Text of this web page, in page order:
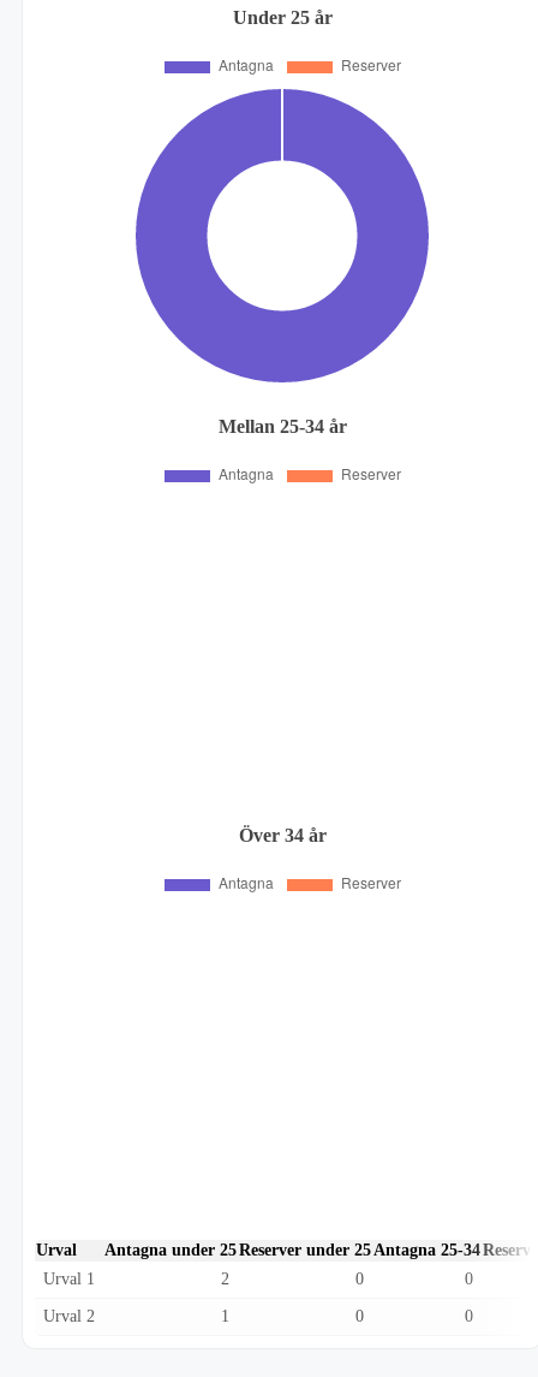
Under 25 år
Mellan 25-34 år
Över 34 år
Urval Antagna under 25Reserver under 25 Antagna 25-34
Urval 1
2 0 0
Urval 2 1 0 0